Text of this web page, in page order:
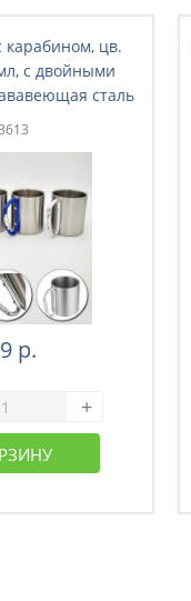
карабином, цв.
с двойными
сталь
004)
р.
+